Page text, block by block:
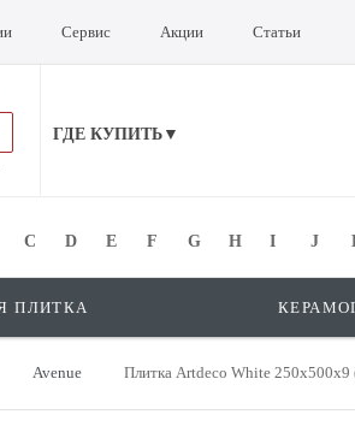
Сервис Акции Статьи
ГДЕ КУПИТЬ▼
C D E F G H I J
ПЛИТКА
Avenue Плитка Artdeco White